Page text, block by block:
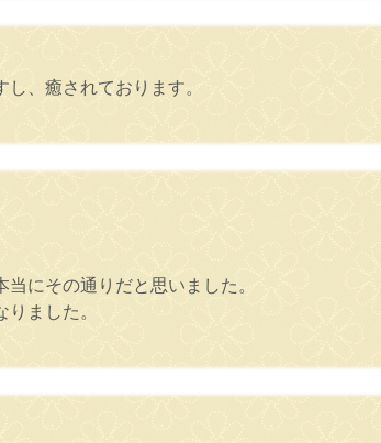
、癒されております。
にその通りだと思いました。
ました。